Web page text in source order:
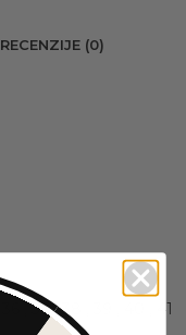
RECENZIJE (0)
,37 ,38 41